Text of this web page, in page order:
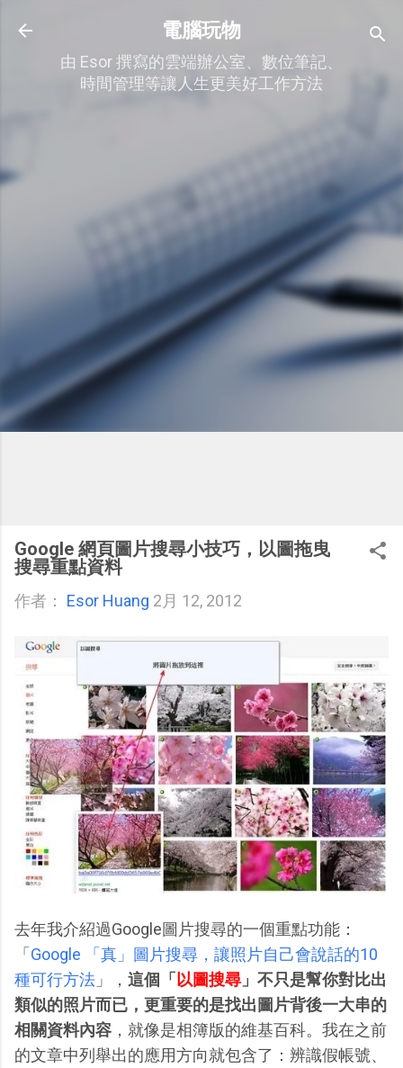
跳到主要內容
電腦玩物
由 Esor 撰寫的雲端辦公室、數位筆記、
時間管理等讓人生更美好工作方法
Google 網頁圖片搜尋小技巧，以圖拖曳
搜尋重點資料
作者： Esor Huang 2月 12, 2012
去年我介紹過Google圖片搜尋的一個重點功能：
「 Google 「真」圖片搜尋，讓照片自己會說話的10
種可行方法 」， 這個「 以圖搜尋 」不只是幫你對比出
類似的照片而已，更重要的是找出圖片背後一大串的
相關資料內容 ，就像是相簿版的維基百科。我在之前
的文章中列舉出的應用方向就包含了：辨識假帳號、